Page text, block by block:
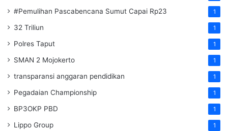
#Pemulihan Pascabencana Sumut Capai Rp23 1
32 Triliun 1
Polres Taput 1
SMAN 2 Mojokerto 1
transparansi anggaran pendidikan 1
Pegadaian Championship 1
BP3OKP PBD 1
Lippo Group 1